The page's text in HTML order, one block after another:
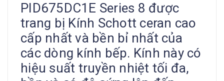
PID675DC1E Series 8 được
trang bị Kính Schott ceran cao
cấp nhất và bền bỉ nhất của
các dòng kính bếp. Kính này có
hiệu suất truyền nhiệt tối đa,